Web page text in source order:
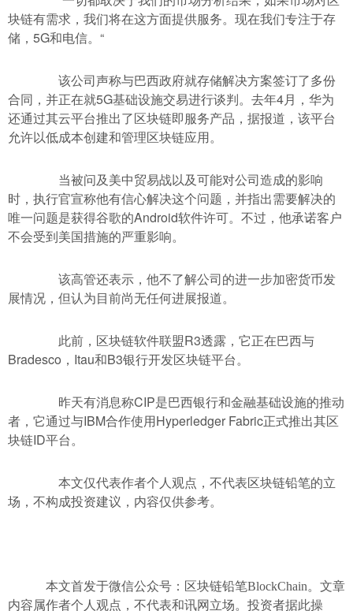
块链有需求，我们将在这方面提供服务。现在我们专注于存
储，5G和电信。“
该公司声称与巴西政府就存储解决方案签订了多份
合同，并正在就5G基础设施交易进行谈判。去年4月，华为
还通过其云平台推出了区块链即服务产品，据报道，该平台
允许以低成本创建和管理区块链应用。
当被问及美中贸易战以及可能对公司造成的影响
时，执行官宣称他有信心解决这个问题，并指出需要解决的
唯一问题是获得谷歌的Android软件许可。不过，他承诺客户
不会受到美国措施的严重影响。
该高管还表示，他不了解公司的进一步加密货币发
展情况，但认为目前尚无任何进展报道。
此前，区块链软件联盟R3透露，它正在巴西与
Bradesco，Itau和B3银行开发区块链平台。
昨天有消息称CIP是巴西银行和金融基础设施的推动
者，它通过与IBM合作使用Hyperledger Fabric正式推出其区
块链ID平台。
本文仅代表作者个人观点，不代表区块链铅笔的立
场，不构成投资建议，内容仅供参考。
本文首发于微信公众号：区块链铅笔BlockChain。文章
内容属作者个人观点，不代表和讯网立场。投资者据此操